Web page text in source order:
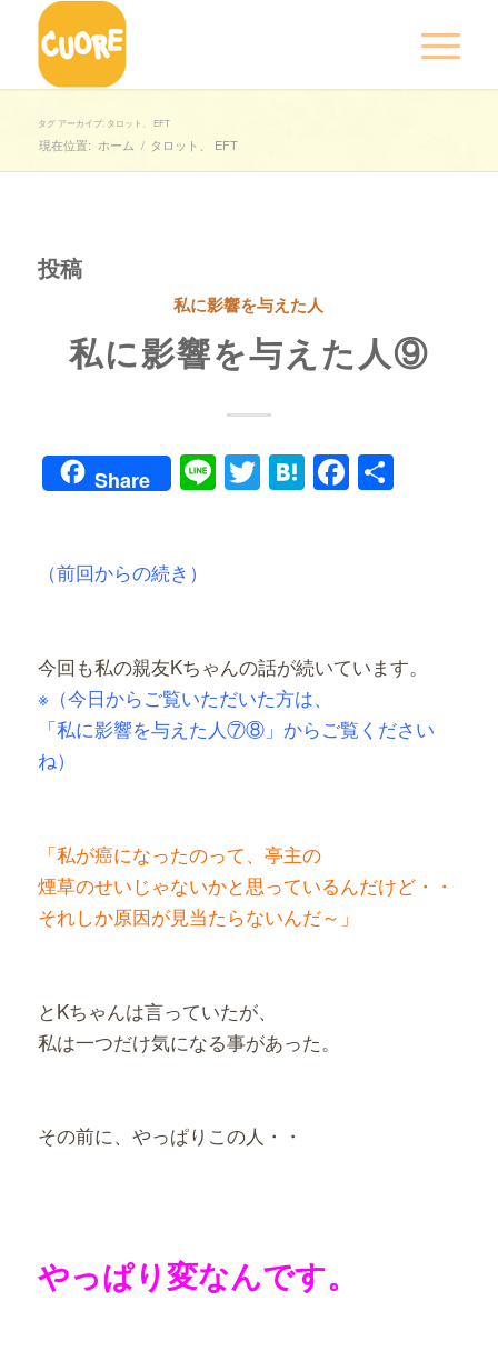
タグ アーカイブ: タロット、 EFT
現在位置: ホーム / タロット、 EFT
投稿
私に影響を与えた人
私に影響を与えた人⑨
Share LineTwitter
Hatena共
（前回からの続き）
今回も私の親友Kちゃんの話が続いています。
※（今日からご覧いただいた方は、
「私に影響を与えた人⑦⑧」からご覧ください
ね）
「私が癌になったのって、亭主の
煙草のせいじゃないかと思っているんだけど・・
それしか原因が見当たらないんだ～」
とKちゃんは言っていたが、
私は一つだけ気になる事があった。
その前に、やっぱりこの人・・
やっぱり変なんです。